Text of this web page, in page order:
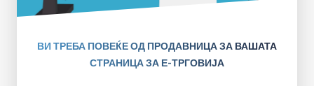
ВИ ТРЕБА ПОВЕЌЕ ОД ПРОДАВНИЦА ЗА ВАШАТА
СТРАНИЦА ЗА Е-ТРГОВИЈА